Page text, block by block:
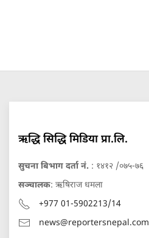
ऋद्धि सिद्धि मिडिया प्रा.लि.
सुचना बिभाग दर्ता नं. : १४१२ /०७५-७६
सञ्चालक: ऋषिराज धमला
+977 01-5902213/14
news@reportersnepal.com